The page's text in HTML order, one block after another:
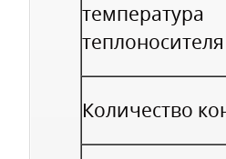
температура
теплоносителя
Количество